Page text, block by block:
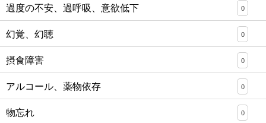
過度の不安、過呼吸、意欲低下 0
幻覚、幻聴 0
摂食障害 0
アルコール、薬物依存 0
物忘れ 0